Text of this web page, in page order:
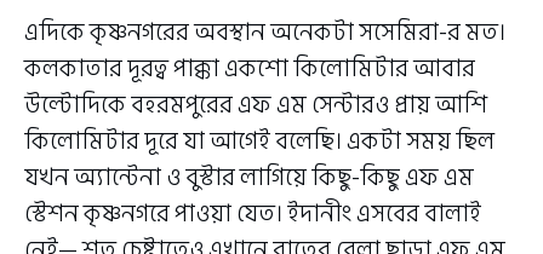
এদিকে কৃষ্ণনগরের অবস্থান অনেকটা সসেমিরা-র মত।
কলকাতার দূরত্ব পাক্কা একশো কিলোমিটার আবার
উল্টোদিকে বহরমপুরের এফ এম সেন্টারও প্রায় আশি
কিলোমিটার দূরে যা আগেই বলেছি। একটা সময় ছিল
যখন অ্যান্টেনা ও বুস্টার লাগিয়ে কিছু-কিছু এফ এম
স্টেশন কৃষ্ণনগরে পাওয়া যেত। ইদানীং এসবের বালাই